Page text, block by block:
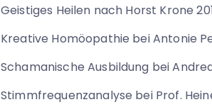
Geistiges Heilen nach Horst Krone
Kreative Homöopathie bei Antonie
Schamanische Ausbildung bei
Stimmfrequenzanalyse bei Prof.